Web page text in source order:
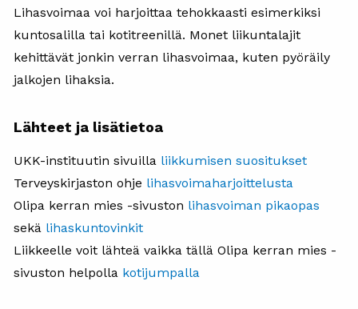
Lihasvoimaa voi harjoittaa tehokkaasti esimerkiksi
kuntosalilla tai kotitreenillä. Monet liikuntalajit
kehittävät jonkin verran lihasvoimaa, kuten pyöräily
jalkojen lihaksia.
Lähteet ja lisätietoa
UKK-instituutin sivuilla liikkumisen suositukset
Terveyskirjaston ohje lihasvoimaharjoittelusta
Olipa kerran mies -sivuston lihasvoiman pikaopas
sekä lihaskuntovinkit
Liikkeelle voit lähteä vaikka tällä Olipa kerran mies -
sivuston helpolla kotijumpalla